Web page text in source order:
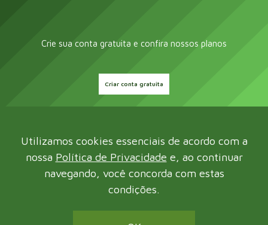
Crie sua conta gratuita e confira nossos planos
Criar conta gratuita
Utilizamos cookies essenciais de acordo com a
nossa Política de Privacidade e, ao continuar
navegando, você concorda com estas
condições.